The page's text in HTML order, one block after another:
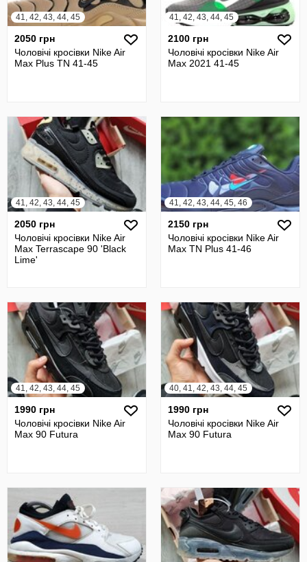
41, 42, 43, 44, 45
2050 грн
Чоловічі кросівки Nike Air
Max Plus TN 41-45
41, 42, 43, 44, 45
2100 грн
Чоловічі кросівки Nike Air
Max 2021 41-45
41, 42, 43, 44, 45
2050 грн
Чоловічі кросівки Nike Air
Max Terrascape 90 'Black
Lime'
41, 42, 43, 44, 45, 46
2150 грн
Чоловічі кросівки Nike Air
Max TN Plus 41-46
41, 42, 43, 44, 45
1990 грн
Чоловічі кросівки Nike Air
Max 90 Futura
40, 41, 42, 43, 44, 45
1990 грн
Чоловічі кросівки Nike Air
Max 90 Futura